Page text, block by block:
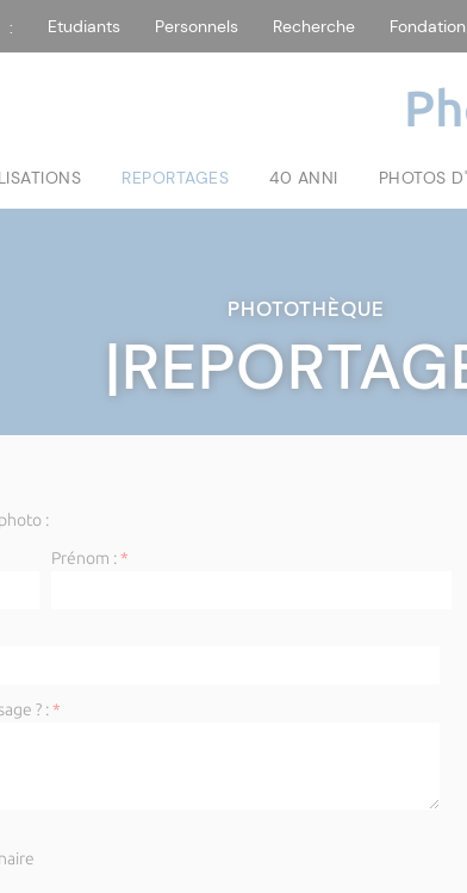
: Etudiants Personnels Recherche Fondation
REPORTAGES 40 ANNI PHOTOS
PHOTOTHÈQUE
:
Prénom :*
? :*